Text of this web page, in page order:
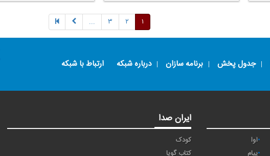
۱ ۲ ۳ ...
جدول پخش برنامه سازان درباره شبکه ارتباط با شبکه
آوا
پیام
ایران صدا
کودک
کتاب گویا